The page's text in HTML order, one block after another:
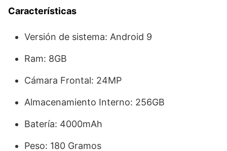
Características
Versión de sistema: Android 9
Ram: 8GB
Cámara Frontal: 24MP
Almacenamiento Interno: 256GB
Batería: 4000mAh
Peso: 180 Gramos